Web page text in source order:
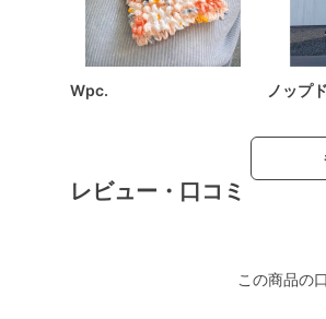
Wpc. ノップ
レビュー・口コミ
この商品の